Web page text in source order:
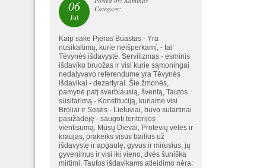
06
Jul
Category:
Kaip sakė Pjeras Buastas - Yra
nusikaltimų, kurie neišperkami, - tai
Tėvynės išdavystė. Servilizmas - esminis
išdaviko bruožas ir visi kurie sąmoningai
nedalyvavo referendume yra Tėvynės
išdavikai - dezertyrai. Šie žmonės,
pamynė patį svarbiausią, šventą, Tautos
susitarimą - Konstituciją, kuriame visi
Broliai ir Sesės - Lietuviai, buvo sutartinai
pasižadėję - saugoti teritorijos
vientisumą. Mūsų Dievai, Protėvių vėlės ir
kraujas, prakeiks visus bailius už
išdavystę ir apgaulę, gyvus ir mirusius, jų
gyvenimus ir visi iki vieno, dvės šuniška
mirtimi. Tautos išdavikams atleidimo nėra: